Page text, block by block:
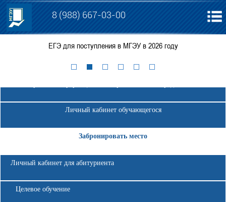
8 (988) 667-03-00
ЕГЭ для поступления в МГЭУ в 2026 году
Личный кабинет обучающегося
Забронировать место
Личный кабинет для абитуриента
Целевое обучение